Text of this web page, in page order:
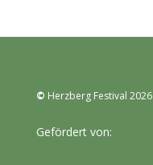
© Herzberg Festival 2026
Gefördert von: